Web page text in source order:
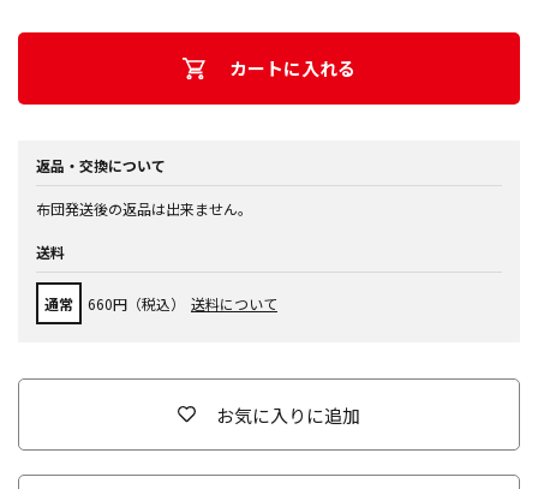
カートに入れる
返品・交換について
布団発送後の返品は出来ません。
送料
通常 660円（税込） 送料について
お気に入りに追加